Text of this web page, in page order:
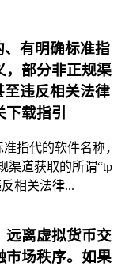
有明确标准指
，部分非正规渠
违反相关法律
载指引
指代的软件名称，
渠道获取的所谓“tp
相关法律...
远离虚拟货币交
市场秩序。如果